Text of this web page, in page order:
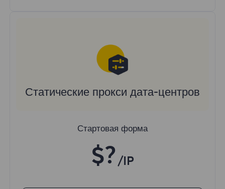
Статические прокси дата-центров
Стартовая форма
$? /IP